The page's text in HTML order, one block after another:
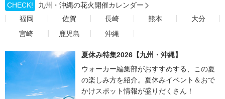
CHECK!
九州・沖縄の花火開催カレンダー
福岡
佐賀 長崎 熊本
大分
宮崎
鹿児島 沖縄
夏休み特集2026【九州・沖縄】
ウォーカー編集部がおすすめする、この夏
の楽しみ方を紹介。夏休みイベント＆おで
かけスポット情報が盛りだくさん！